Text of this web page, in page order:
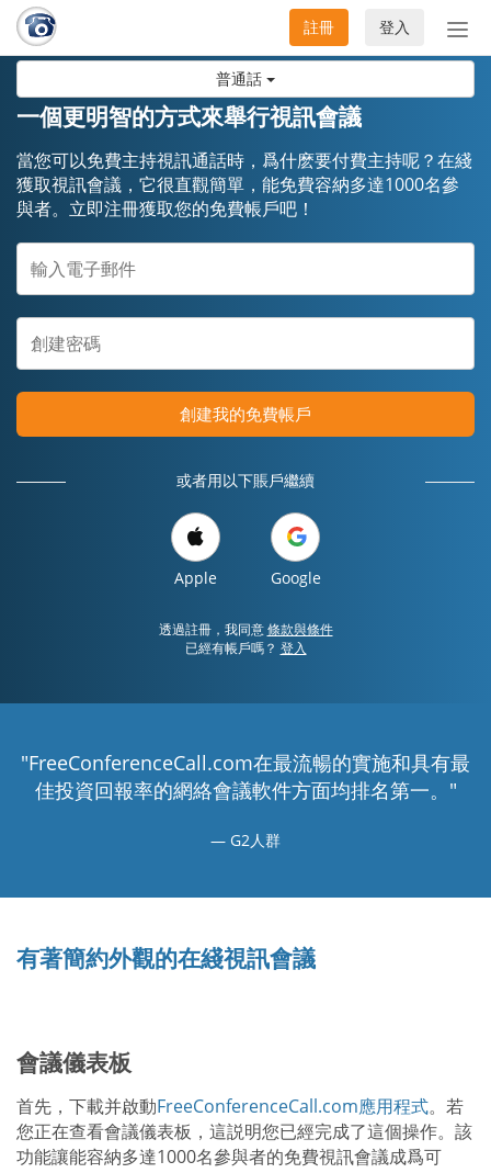
普通話
切
換
登入
註冊
一個更明智的方式來舉行視訊會議
當您可以免費主持視訊通話時，爲什麽要付費主持呢？在綫
獲取視訊會議，它很直觀簡單，能免費容納多達1000名參
與者。立即注冊獲取您的免費帳戶吧！
創建我的免費帳戶
或者用以下賬戶繼續
Apple Google
透過註冊，我同意條款與條件
已經有帳戶嗎？ 登入
"FreeConferenceCall.com在最流暢的實施和具有最
佳投資回報率的網絡會議軟件方面均排名第一。"
G2人群
有著簡約外觀的在綫視訊會議
會議儀表板
首先，下載并啟動FreeConferenceCall.com應用程式。若
您正在查看會議儀表板，這説明您已經完成了這個操作。該
功能讓能容納多達1000名參與者的免費視訊會議成爲可